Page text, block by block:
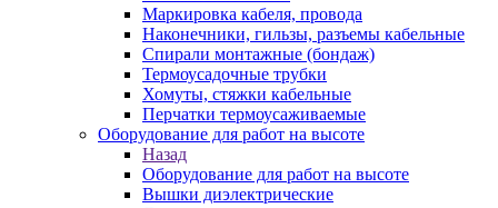
Маркировка кабеля, провода
Наконечники, гильзы, разъемы кабельные
Спирали монтажные (бондаж)
Термоусадочные трубки
Хомуты, стяжки кабельные
Перчатки термоусаживаемые
Оборудование для работ на высоте
Назад
Оборудование для работ на высоте
Вышки диэлектрические